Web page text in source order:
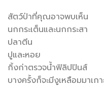
สัตว์ป่าที่คุณอาจพบเห็น
นกกระเต็นและนกกระสา
ปลาตีน
ปูและหอย
กิ้งก่าตรวจน้ำฟิลิปปินส์
บางครั้งก็จะมีงูเหลือมมาเก